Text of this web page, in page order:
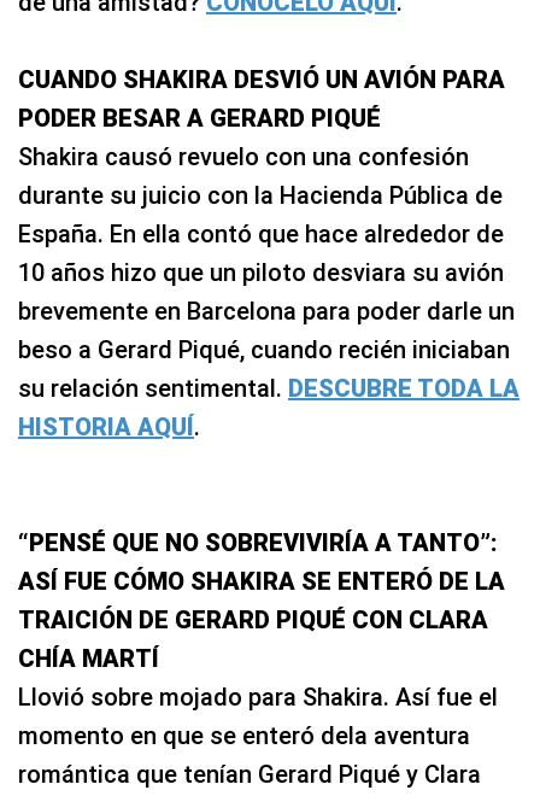
CUANDO SHAKIRA DESVIÓ UN AVIÓN PARA
PODER BESAR A GERARD PIQUÉ
Shakira causó revuelo con una confesión
durante su juicio con la Hacienda Pública de
España. En ella contó que hace alrededor de
10 años hizo que un piloto desviara su avión
brevemente en Barcelona para poder darle un
beso a Gerard Piqué, cuando recién iniciaban
su relación sentimental. DESCUBRE TODA LA
HISTORIA AQUÍ.
“PENSÉ QUE NO SOBREVIVIRÍA A TANTO”:
ASÍ FUE CÓMO SHAKIRA SE ENTERÓ DE LA
TRAICIÓN DE GERARD PIQUÉ CON CLARA
CHÍA MARTÍ
Llovió sobre mojado para Shakira. Así fue el
momento en que se enteró dela aventura
romántica que tenían Gerard Piqué y Clara